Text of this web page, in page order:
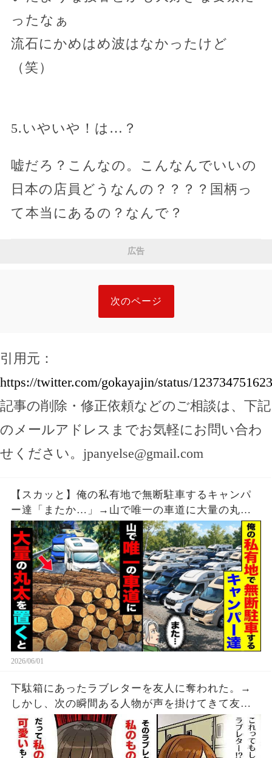
ったなぁ
流石にかめはめ波はなかったけど
（笑）
5.いやいや！は…？
嘘だろ？こんなの。こんなんでいいの
日本の店員どうなんの？？？？国柄っ
て本当にあるの？なんで？
広告
次のページ
引用元：
https://twitter.com/gokayajin/status/
記事の削除・修正依頼などのご相談は、下記
のメールアドレスまでお気軽にお問い合わ
せください。 jpanyelse@gmail.com
【スカッと】俺の私有地で無断駐車するキャンパ
ー達「またか…」→山で唯一の車道に大量の丸太
を置いた結果【漫画】
2026/06/01
下駄箱にあったラブレターを友人に奪われた。→
しかし、次の瞬間ある人物が声を掛けてきて友人
の顔が急に焦り始める・・・